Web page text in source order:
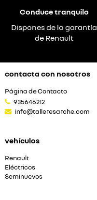
Conduce tranquilo
Dispones de la garantía
de Renault
contacta con nosotros
Página de Contacto
935646212
info@talleresarche.com
vehículos
Renault
Eléctricos
Seminuevos